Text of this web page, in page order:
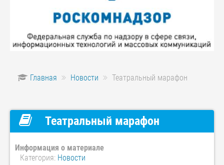
Главная Новости Театральный марафон
Театральный марафон
Информация о материале
Категория: Новости